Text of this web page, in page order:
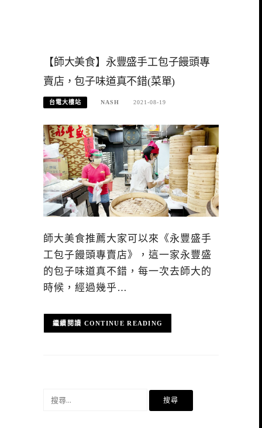
【師大美食】永豐盛手工包子饅頭專
賣店，包子味道真不錯(菜單)
台電大樓站 NASH 2021-08-19
師大美食推薦大家可以來《永豐盛手
工包子饅頭專賣店》，這一家永豐盛
的包子味道真不錯，每一次去師大的
時候，經過幾乎…
CONTINUE READING